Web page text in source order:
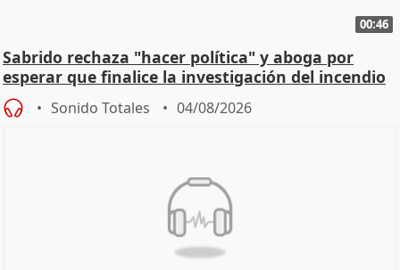
00:46
Sabrido rechaza "hacer política" y aboga por
esperar que finalice la investigación del incendio
Sonido Totales 04/08/2026